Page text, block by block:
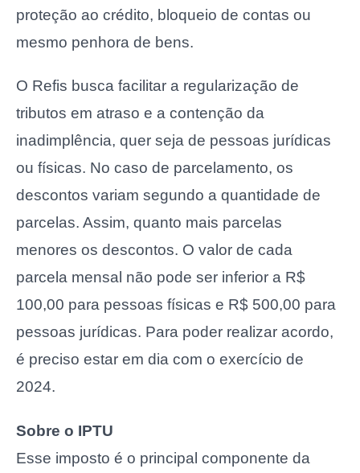
proteção ao crédito, bloqueio de contas ou
mesmo penhora de bens.
O Refis busca facilitar a regularização de
tributos em atraso e a contenção da
inadimplência, quer seja de pessoas jurídicas
ou físicas. No caso de parcelamento, os
descontos variam segundo a quantidade de
parcelas. Assim, quanto mais parcelas
menores os descontos. O valor de cada
parcela mensal não pode ser inferior a R$
100,00 para pessoas físicas e R$ 500,00 para
pessoas jurídicas. Para poder realizar acordo,
é preciso estar em dia com o exercício de
2024.
Sobre o IPTU
Esse imposto é o principal componente da